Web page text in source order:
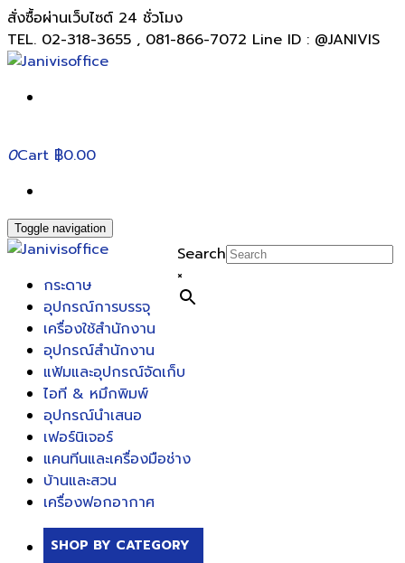
สั่งซื้อผ่านเว็บไซต์ 24 ชั่วโมง
TEL. 02-318-3655 , 081-866-7072 Line ID : @JANIVIS
0Cart ฿0.00
Toggle navigation
Search
×
กระดาษ
อุปกรณ์การบรรจุ
เครื่องใช้สำนักงาน
อุปกรณ์สำนักงาน
แฟ้มและอุปกรณ์จัดเก็บ
ไอที & หมึกพิมพ์
อุปกรณ์นำเสนอ
เฟอร์นิเจอร์
แคนทีนและเครื่องมือช่าง
บ้านและสวน
เครื่องฟอกอากาศ
SHOP BY CATEGORY